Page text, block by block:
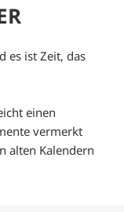
es ist Zeit, das
einen
vermerkt
alten Kalendern